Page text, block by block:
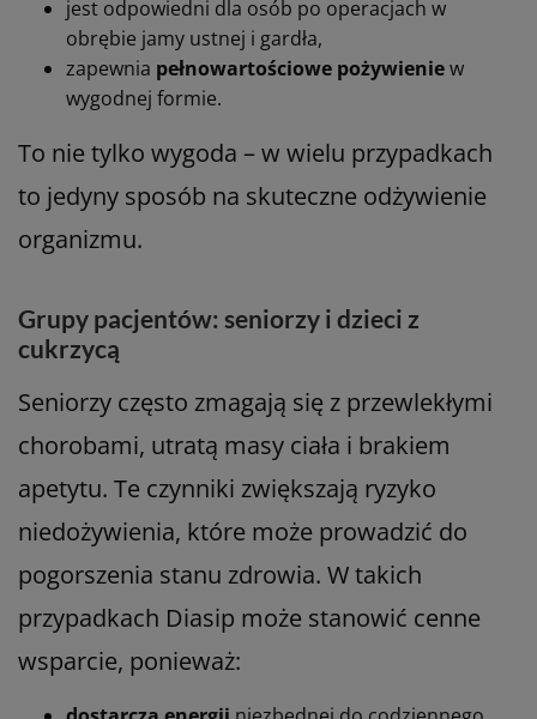
jest odpowiedni dla osób po operacjach w
obrębie jamy ustnej i gardła,
zapewnia pełnowartościowe pożywieniew
wygodnej formie.
To nie tylko wygoda – w wielu przypadkach
to jedyny sposób na skuteczne odżywienie
organizmu.
Grupy pacjentów: seniorzy i dzieci z
cukrzycą
Seniorzy często zmagają się z przewlekłymi
chorobami, utratą masy ciała i brakiem
apetytu. Te czynniki zwiększają ryzyko
niedożywienia, które może prowadzić do
pogorszenia stanu zdrowia. W takich
przypadkach Diasip może stanowić cenne
wsparcie, ponieważ: